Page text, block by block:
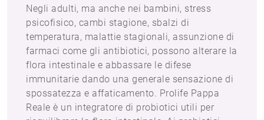
Negli adulti, ma anche nei bambini, stress
psicofisico, cambi stagione, sbalzi di
temperatura, malattie stagionali, assunzione di
farmaci come gli antibiotici, possono alterare la
flora intestinale e abbassare le difese
immunitarie dando una generale sensazione di
spossatezza e affaticamento. Prolife Pappa
Reale è un integratore di probiotici utili per